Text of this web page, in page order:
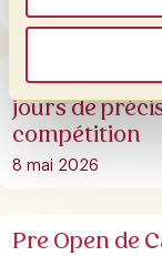
Pre Open de
jours de
compétition
8 mai 2026
Pre Open de